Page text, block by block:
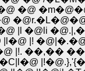
�@
|l �@li
|l�@ |!
|!. ��,��